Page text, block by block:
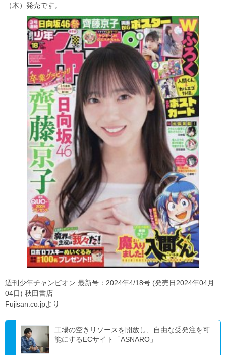
（木）発売です。
週刊少年チャンピオン 最新号：2024年4/18号 (発売日2024年04月
04日) 秋田書店
Fujisan.co.jpより
工場の空きリソースを開放し、自由な受発注を可
能にするECサイト「ASNARO」